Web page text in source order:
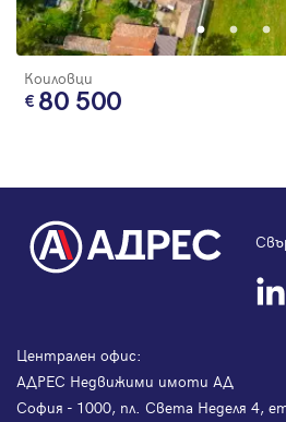
Коиловци
80 500
Централен офис:
АДРЕС Недвижими имоти АД
София - 1000, пл. Света Неделя 4,